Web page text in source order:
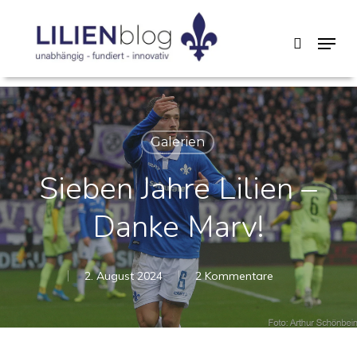
content
search
Menu
Galerien
Sieben Jahre Lilien –
Danke Marv!
2. August 2024 2 Kommentare